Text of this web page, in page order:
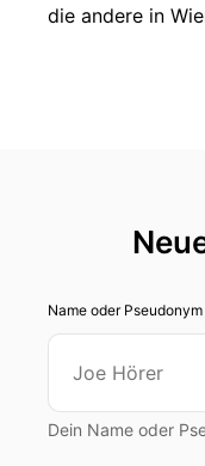
die andere in
Name oder Pseudonym
Dein Name oder